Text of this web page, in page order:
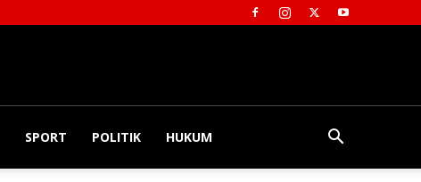
SPORT POLITIK HUKUM